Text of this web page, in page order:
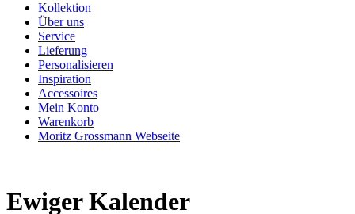
Kollektion
Über uns
Service
Lieferung
Personalisieren
Inspiration
Accessoires
Mein Konto
Warenkorb
Moritz Grossmann Webseite
Ewiger Kalender